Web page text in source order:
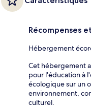
Récompenses
Hébergement
Cet hébergement
pour l'éducation à
écologique sur un
environnement,
culturel.